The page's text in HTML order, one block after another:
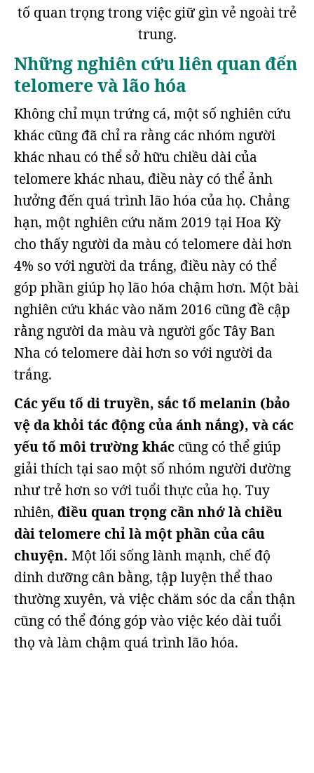
tố quan trọng trong việc giữ gìn vẻ ngoài trẻ
trung.
Những nghiên cứu liên quan đến
telomere và lão hóa
Không chỉ mụn trứng cá, một số nghiên cứu
khác cũng đã chỉ ra rằng các nhóm người
khác nhau có thể sở hữu chiều dài của
telomere khác nhau, điều này có thể ảnh
hưởng đến quá trình lão hóa của họ. Chẳng
hạn, một nghiên cứu năm 2019 tại Hoa Kỳ
cho thấy người da màu có telomere dài hơn
4% so với người da trắng, điều này có thể
góp phần giúp họ lão hóa chậm hơn. Một bài
nghiên cứu khác vào năm 2016 cũng đề cập
rằng người da màu và người gốc Tây Ban
Nha có telomere dài hơn so với người da
trắng.
Các yếu tố di truyền, sắc tố melanin (bảo
vệ da khỏi tác động của ánh nắng), và các
yếu tố môi trường khác cũng có thể giúp
giải thích tại sao một số nhóm người dường
như trẻ hơn so với tuổi thực của họ. Tuy
nhiên, điều quan trọng cần nhớ là chiều
dài telomere chỉ là một phần của câu
chuyện. Một lối sống lành mạnh, chế độ
dinh dưỡng cân bằng, tập luyện thể thao
thường xuyên, và việc chăm sóc da cẩn thận
cũng có thể đóng góp vào việc kéo dài tuổi
thọ và làm chậm quá trình lão hóa.